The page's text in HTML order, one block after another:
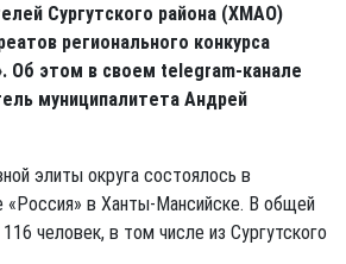
Сургутского района (ХМАО)
регионального конкурса
Об этом в своем telegram-канале
муниципалитета Андрей
элиты округа состоялось в
«Россия» в Ханты-Мансийске. В общей
человек, в том числе из Сургутского